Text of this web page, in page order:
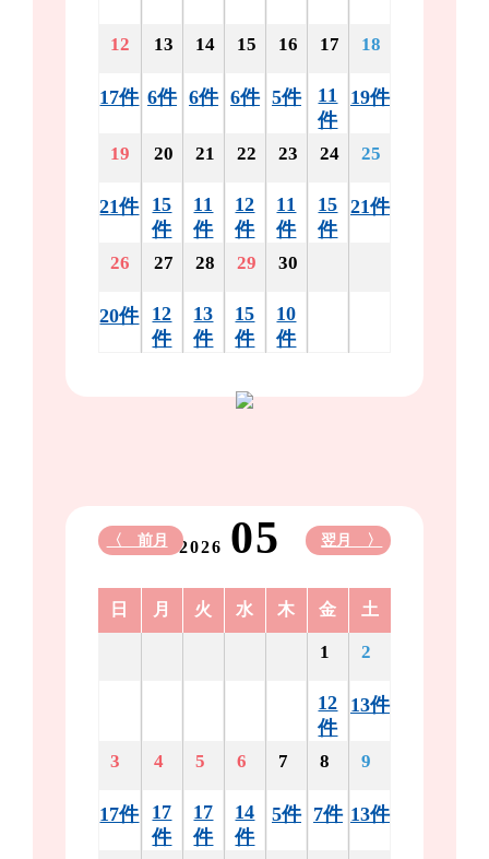
12
17件
13
6件
14
6件
15
6件
16
5件
17
11
件
18
19件
19
21件
20
15
件
21
11
件
22
12
件
23
11
件
24
15
件
25
21件
26
20件
27
12
件
28
13
件
29
15
件
30
10
件
2026 05
〈 前月 翌月 〉
日 月 火 水 木 金 土
1
12
件
2
13件
3
17件
4
17
件
5
17
件
6
14
件
7
5件
8
7件
9
13件